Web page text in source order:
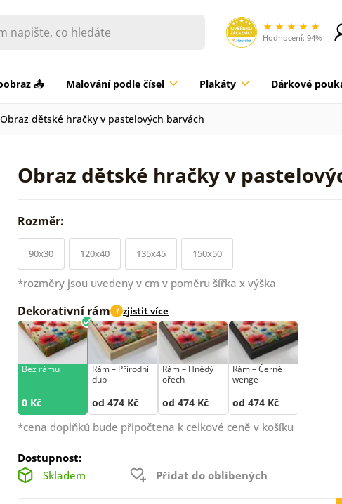
Hodnocení: 94%
📤 Malování podle čísel Plakáty Dárkové
Obraz dětské hračky v pastelových barvách
Obraz dětské hračky v
Rozměr:
90x30 120x40 135x45 150x50
*rozměry jsou uvedeny v cm v poměru šířka x výška
Dekorativní rám i zjistit více
Bez rámu
0 Kč
Rám –⁠⁠⁠⁠⁠⁠ Přírodní
dub
od 474 Kč
Rám –⁠⁠⁠⁠⁠⁠ Hnědý
ořech
od 474 Kč
Rám –⁠⁠⁠⁠⁠⁠ Černé
wenge
od 474 Kč
*cena doplňků bude připočtena k celkové ceně v košíku
Dostupnost:
Skladem
Přidat do oblíbených